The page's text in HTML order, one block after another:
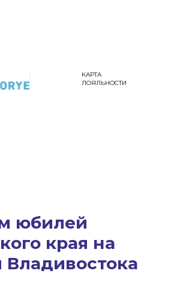
КАРТА
ЛОЯЛЬНОСТИ
юбилей
края на